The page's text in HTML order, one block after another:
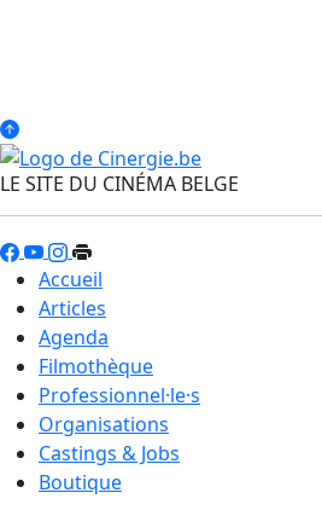
LE SITE DU CINÉMA BELGE
Accueil
Articles
Agenda
Filmothèque
Professionnel·le·s
Organisations
Castings & Jobs
Boutique